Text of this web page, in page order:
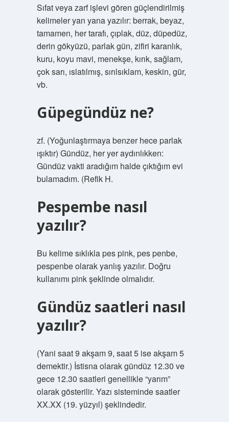
Sıfat veya zarf işlevi gören güçlendirilmiş
kelimeler yan yana yazılır: berrak, beyaz,
tamamen, her tarafı, çıplak, düz, düpedüz,
derin gökyüzü, parlak gün, zifiri karanlık,
kuru, koyu mavi, menekşe, kırık, sağlam,
çok sarı, ıslatılmış, sırılsıklam, keskin, gür,
vb.
Güpegündüz ne?
zf. (Yoğunlaştırmaya benzer hece parlak
ışıktır) Gündüz, her yer aydınlıkken:
Gündüz vakti aradığım halde çıktığım evi
bulamadım. (Refik H.
Pespembe nasıl
yazılır?
Bu kelime sıklıkla pes pink, pes penbe,
pespenbe olarak yanlış yazılır. Doğru
kullanımı pink şeklinde olmalıdır.
Gündüz saatleri nasıl
yazılır?
(Yani saat 9 akşam 9, saat 5 ise akşam 5
demektir.) İstisna olarak gündüz 12.30 ve
gece 12.30 saatleri genellikle “yarım”
olarak gösterilir. Yazı sisteminde saatler
XX.XX (19. yüzyıl) şeklindedir.